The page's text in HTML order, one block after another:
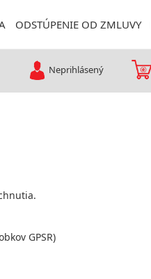
ODSTÚPENIE OD ZMLUVY
Neprihlásený
GPSR)